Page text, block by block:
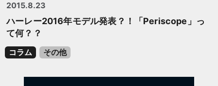
2015.8.23
ハーレー2016年モデル発表？！「Periscope」っ
て何？？
コラム その他